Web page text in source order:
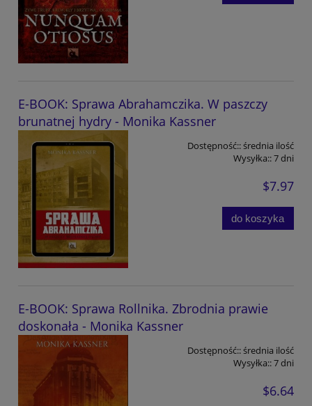
E-BOOK: Sprawa Abrahamczika. W paszczy
brunatnej hydry - Monika Kassner
Dostępność::średnia ilość
Wysyłka::7 dni
$7.97
do koszyka
E-BOOK: Sprawa Rollnika. Zbrodnia prawie
doskonała - Monika Kassner
Dostępność::średnia ilość
Wysyłka::7 dni
$6.64